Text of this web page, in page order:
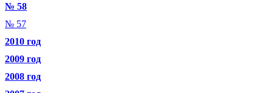
№ 58
№ 57
2010 год
2009 год
2008 год